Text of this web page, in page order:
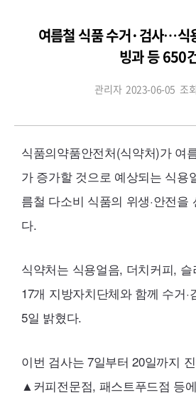
여름철 식품 수거·검사…식
빙과 등 650
관리자 2023-06-05 조
식품의약품안전처(식약처)가 여
가 증가할 것으로 예상되는 식용
름철 다소비 식품의 위생·안전을
다.
식약처는 식용얼음, 더치커피,
17개 지방자치단체와 함께 수거·
5일 밝혔다.
이번 검사는 7일부터 20일까지
▲커피전문점, 패스트푸드점 등